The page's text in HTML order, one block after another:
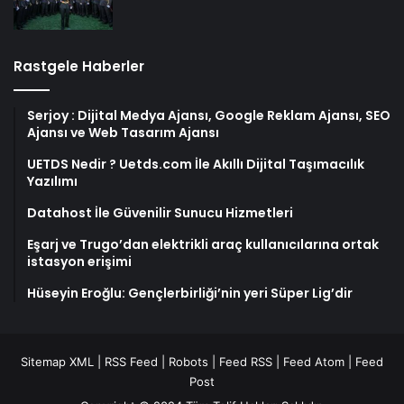
Rastgele Haberler
Serjoy : Dijital Medya Ajansı, Google Reklam Ajansı, SEO
Ajansı ve Web Tasarım Ajansı
UETDS Nedir ? Uetds.com İle Akıllı Dijital Taşımacılık
Yazılımı
Datahost İle Güvenilir Sunucu Hizmetleri
Eşarj ve Trugo’dan elektrikli araç kullanıcılarına ortak
istasyon erişimi
Hüseyin Eroğlu: Gençlerbirliği’nin yeri Süper Lig’dir
Sitemap XML RSS Feed Robots Feed RSS Feed Atom
Feed
Post